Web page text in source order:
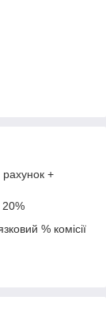
рахунок +
20%
% комісії